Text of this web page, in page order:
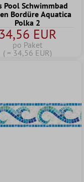
Pool Schwimmbad
Bordüre Aquatica
Polka 2
34,56 EUR
po Paket
( = 34,56 EUR)